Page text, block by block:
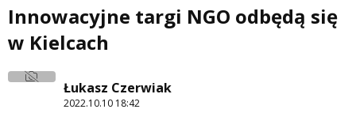
Innowacyjne targi NGO odbędą się
w Kielcach
Łukasz Czerwiak
2022.10.10 18:42